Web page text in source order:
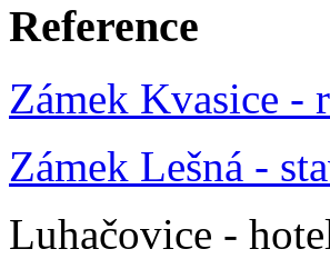
Reference
Zámek Kvasice -
Zámek Lešná -
Luhačovice -